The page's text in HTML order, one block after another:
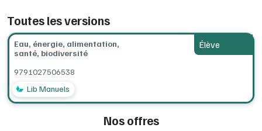
Toutes les versions
Élève
Eau, énergie, alimentation,
santé, biodiversité
9791027506538
Lib Manuels
Nos offres